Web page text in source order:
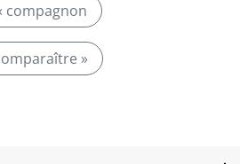
compagnon
»